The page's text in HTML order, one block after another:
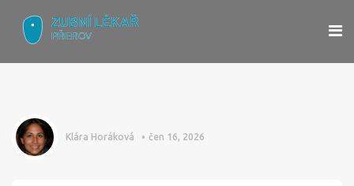
Klára Horáková čen 16, 2026